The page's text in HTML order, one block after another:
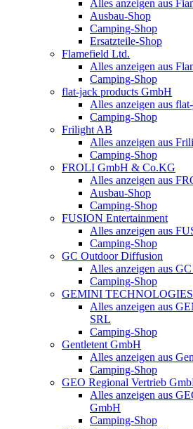
Alles anzeigen aus
Ausbau-Shop
Camping-Shop
Ersatzteile-Shop
Flamefield Ltd.
Alles anzeigen aus
Camping-Shop
flat-jack products GmbH
Alles anzeigen aus
Camping-Shop
Frilight AB
Alles anzeigen aus
Camping-Shop
FROLI GmbH & Co.KG
Alles anzeigen aus
Ausbau-Shop
Camping-Shop
FUSION Entertainment
Alles anzeigen aus
Camping-Shop
GC Outdoor Diffusion
Alles anzeigen aus
Camping-Shop
GEMINI
Alles anzeigen aus
SRL
Camping-Shop
Gentletent GmbH
Alles anzeigen aus
Camping-Shop
GEO Regional Vertrieb
Alles anzeigen aus
GmbH
Camping-Shop